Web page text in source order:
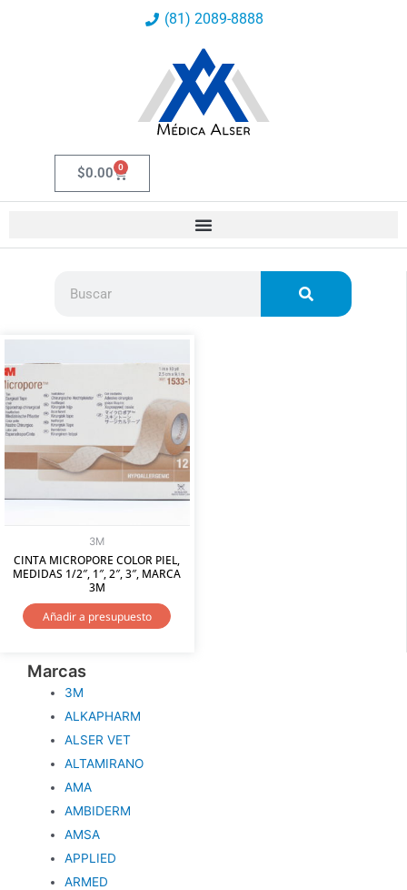
(81) 2089-8888
$0.00 0
Carrito
3M
CINTA MICROPORE COLOR PIEL,
MEDIDAS 1/2″, 1″, 2″, 3″, MARCA
3M
Añadir a presupuesto
Marcas
3M
ALKAPHARM
ALSER VET
ALTAMIRANO
AMA
AMBIDERM
AMSA
APPLIED
ARMED